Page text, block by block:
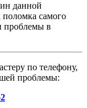
данной
поломка самого
проблемы в
по телефону,
проблемы: